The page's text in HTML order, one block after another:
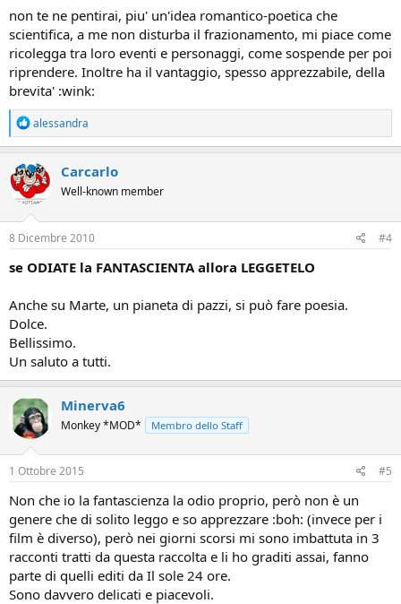
non te ne pentirai, piu' un'idea romantico-poetica che
scientifica, a me non disturba il frazionamento, mi piace come
ricolegga tra loro eventi e personaggi, come sospende per poi
riprendere. Inoltre ha il vantaggio, spesso apprezzabile, della
brevita' :wink:
R
e
a
c
t
i
o
n
s
alessandra
Carcarlo
Well-known member
8 Dicembre 2010 #4
se ODIATE la FANTASCIENTA allora LEGGETELO
Anche su Marte, un pianeta di pazzi, si può fare poesia.
Dolce.
Bellissimo.
Un saluto a tutti.
Minerva6
Monkey *MOD* Membro dello Staff
1 Ottobre 2015 #5
Non che io la fantascienza la odio proprio, però non è un
genere che di solito leggo e so apprezzare :boh: (invece per i
film è diverso), però nei giorni scorsi mi sono imbattuta in 3
racconti tratti da questa raccolta e li ho graditi assai, fanno
parte di quelli editi da Il sole 24 ore.
Sono davvero delicati e piacevoli.